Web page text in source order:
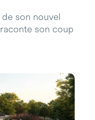
son nouvel
son coup